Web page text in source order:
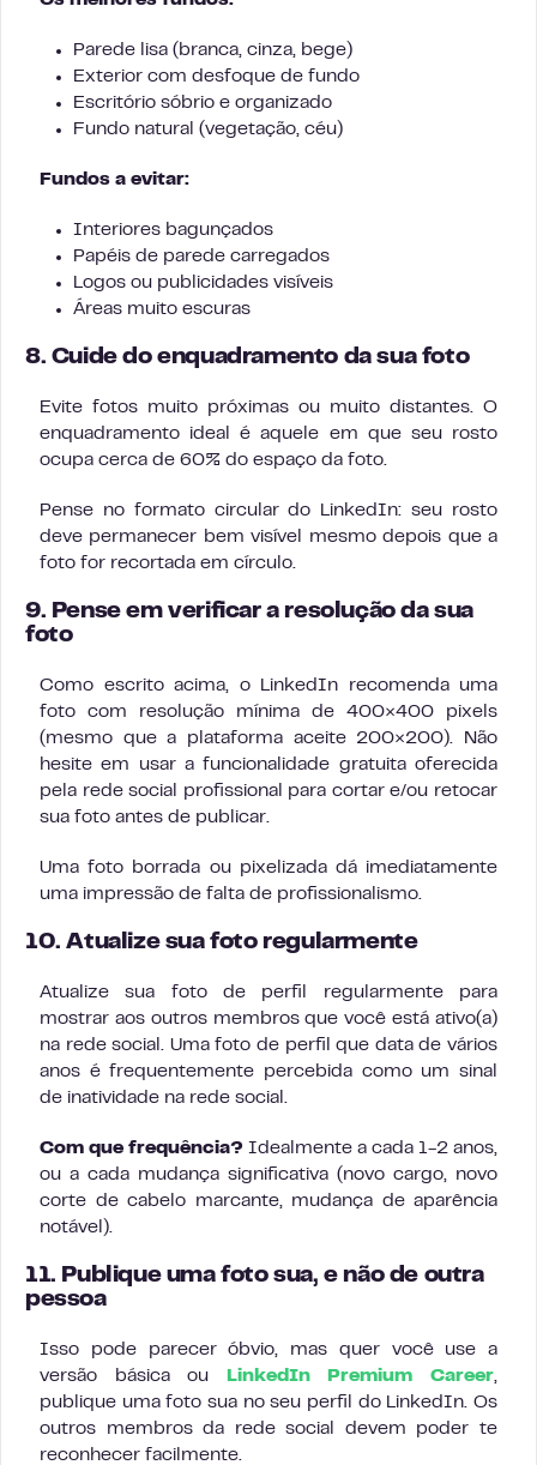
Parede lisa (branca, cinza, bege)
Exterior com desfoque de fundo
Escritório sóbrio e organizado
Fundo natural (vegetação, céu)
Fundos a evitar:
Interiores bagunçados
Papéis de parede carregados
Logos ou publicidades visíveis
Áreas muito escuras
8. Cuide do enquadramento da sua foto
Evite fotos muito próximas ou muito distantes. O
enquadramento ideal é aquele em que seu rosto
ocupa cerca de 60% do espaço da foto.
Pense no formato circular do LinkedIn: seu rosto
deve permanecer bem visível mesmo depois que a
foto for recortada em círculo.
9. Pense em verificar a resolução da sua
foto
Como escrito acima, o LinkedIn recomenda uma
foto com resolução mínima de 400×400 pixels
(mesmo que a plataforma aceite 200×200). Não
hesite em usar a funcionalidade gratuita oferecida
pela rede social profissional para cortar e/ou retocar
sua foto antes de publicar.
Uma foto borrada ou pixelizada dá imediatamente
uma impressão de falta de profissionalismo.
10. Atualize sua foto regularmente
Atualize sua foto de perfil regularmente para
mostrar aos outros membros que você está ativo(a)
na rede social. Uma foto de perfil que data de vários
anos é frequentemente percebida como um sinal
de inatividade na rede social.
Com que frequência? Idealmente a cada 1-2 anos,
ou a cada mudança significativa (novo cargo, novo
corte de cabelo marcante, mudança de aparência
notável).
11. Publique uma foto sua, e não de outra
pessoa
Isso pode parecer óbvio, mas quer você use a
versão básica ou
LinkedIn Premium Career,
publique uma foto sua no seu perfil do LinkedIn. Os
outros membros da rede social devem poder te
reconhecer facilmente.